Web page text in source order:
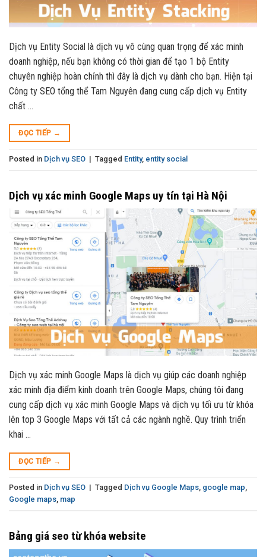
Dịch vụ Entity Social là dịch vụ vô cùng quan trọng để xác minh
doanh nghiệp, nếu bạn không có thời gian để tạo 1 bộ Entity
chuyên nghiệp hoàn chỉnh thì đây là dịch vụ dành cho bạn. Hiện tại
Công ty SEO tổng thể Tam Nguyên đang cung cấp dịch vụ Entity
chất …
ĐỌC TIẾP →
Posted in Dịch vụ SEO | Tagged Entity, entity social
Dịch vụ xác minh Google Maps uy tín tại Hà Nội
Dịch vụ xác minh Google Maps là dịch vụ giúp các doanh nghiệp
xác minh địa điểm kinh doanh trên Google Maps, chúng tôi đang
cung cấp dịch vụ xác minh Google Maps và dịch vụ tối ưu từ khóa
lên top 3 Google Maps với tất cả các ngành nghề. Quy trình triển
khai …
ĐỌC TIẾP →
Posted in Dịch vụ SEO | Tagged Dịch vụ Google Maps, google map,
Google maps, map
Bảng giá seo từ khóa website